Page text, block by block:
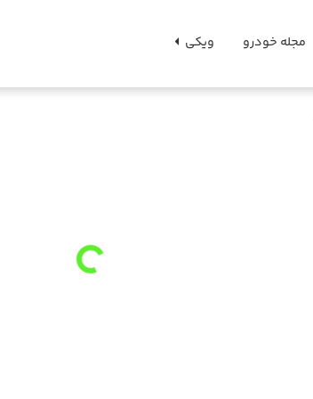
مجله خودرو ویکی
L
.